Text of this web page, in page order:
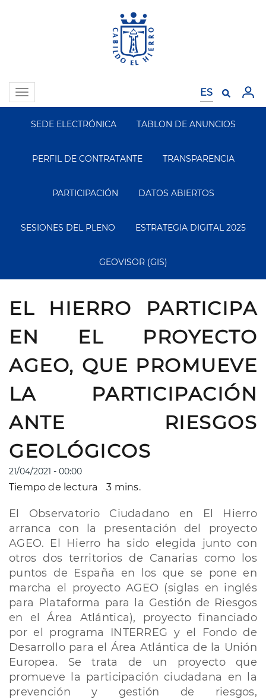
Toggle
navigation
Segundo
Menu
SEDE ELECTRÓNICA TABLON DE ANUNCIOS
PERFIL DE CONTRATANTE TRANSPARENCIA
PARTICIPACIÓN DATOS ABIERTOS
SESIONES DEL PLENO ESTRATEGIA DIGITAL 2025
GEOVISOR (GIS)
EL HIERRO PARTICIPA
EN EL PROYECTO
AGEO, QUE PROMUEVE
LA PARTICIPACIÓN
ANTE RIESGOS
GEOLÓGICOS
21/04/2021 - 00:00
Tiempo de lectura 3 mins.
El Observatorio Ciudadano en El Hierro
arranca con la presentación del proyecto
AGEO. El Hierro ha sido elegida junto con
otros dos territorios de Canarias como los
puntos de España en los que se pone en
marcha el proyecto AGEO (siglas en inglés
para Plataforma para la Gestión de Riesgos
en el Área Atlántica), proyecto financiado
por el programa INTERREG y el Fondo de
Desarrollo para el Área Atlántica de la Unión
Europea. Se trata de un proyecto que
promueve la participación ciudadana en la
prevención y gestión de riesgos,